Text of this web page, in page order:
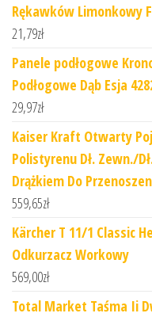
Rękawków Limonkowy
21,79zł
Panele podłogowe
Podłogowe Dąb Esja
29,97zł
Kaiser Kraft Otwarty
Polistyrenu Dł. Zewn./
Drążkiem Do
559,65zł
Kärcher T 11/1 Classic
Odkurzacz Workowy
569,00zł
Total Market Taśma Ii